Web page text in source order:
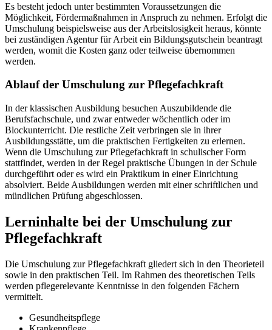
Es besteht jedoch unter bestimmten Voraussetzungen die
Möglichkeit, Fördermaßnahmen in Anspruch zu nehmen. Erfolgt die
Umschulung beispielsweise aus der Arbeitslosigkeit heraus, könnte
bei zuständigen Agentur für Arbeit ein Bildungsgutschein beantragt
werden, womit die Kosten ganz oder teilweise übernommen
werden.
Ablauf der Umschulung zur Pflegefachkraft
In der klassischen Ausbildung besuchen Auszubildende die
Berufsfachschule, und zwar entweder wöchentlich oder im
Blockunterricht. Die restliche Zeit verbringen sie in ihrer
Ausbildungsstätte, um die praktischen Fertigkeiten zu erlernen.
Wenn die Umschulung zur Pflegefachkraft in schulischer Form
stattfindet, werden in der Regel praktische Übungen in der Schule
durchgeführt oder es wird ein Praktikum in einer Einrichtung
absolviert. Beide Ausbildungen werden mit einer schriftlichen und
mündlichen Prüfung abgeschlossen.
Lerninhalte bei der Umschulung zur
Pflegefachkraft
Die Umschulung zur Pflegefachkraft gliedert sich in den Theorieteil
sowie in den praktischen Teil. Im Rahmen des theoretischen Teils
werden pflegerelevante Kenntnisse in den folgenden Fächern
vermittelt.
Gesundheitspflege